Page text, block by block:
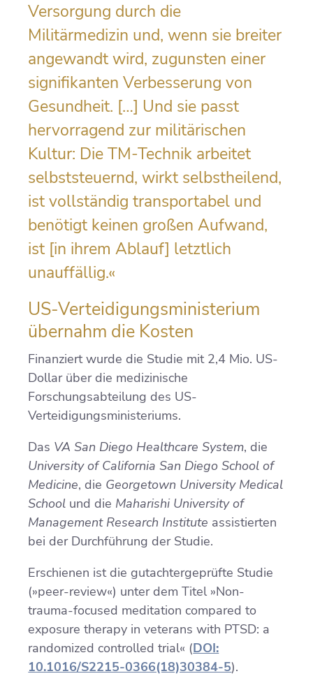
Versorgung durch die
Militärmedizin und, wenn sie breiter
angewandt wird, zugunsten einer
signifikanten Verbesserung von
Gesundheit. […] Und sie passt
hervorragend zur militärischen
Kultur: Die TM-Technik arbeitet
selbststeuernd, wirkt selbstheilend,
ist vollständig transportabel und
benötigt keinen großen Aufwand,
ist [in ihrem Ablauf] letztlich
unauffällig.«
US-Verteidigungsministerium
übernahm die Kosten
Finanziert wurde die Studie mit 2,4 Mio. US-
Dollar über die medizinische
Forschungsabteilung des US-
Verteidigungsministeriums.
Das VA San Diego Healthcare System, die
University of California San Diego School of
Medicine, die Georgetown University Medical
School und die Maharishi University of
Management Research Institute assistierten
bei der Durchführung der Studie.
Erschienen ist die gutachtergeprüfte Studie
(»peer-review«) unter dem Titel »Non-
trauma-focused meditation compared to
exposure therapy in veterans with PTSD: a
randomized controlled trial« (DOI:
10.1016/S2215-0366(18)30384-5).